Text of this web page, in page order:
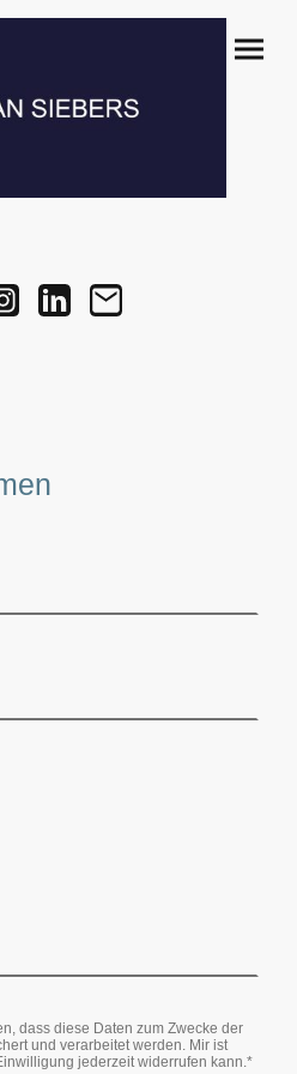
dass diese Daten zum Zwecke der
und verarbeitet werden. Mir ist
jederzeit widerrufen kann.*